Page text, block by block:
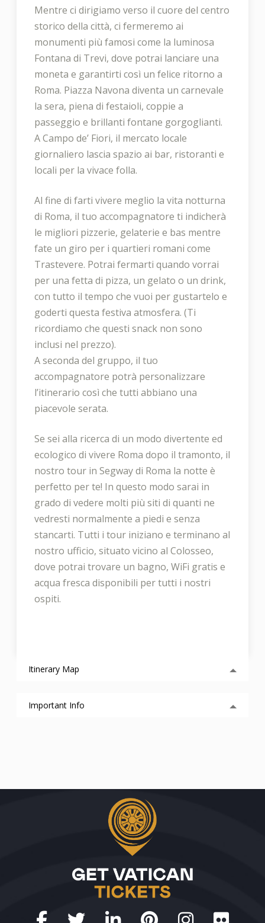
Mentre ci dirigiamo verso il cuore del centro
storico della città, ci fermeremo ai
monumenti più famosi come la luminosa
Fontana di Trevi, dove potrai lanciare una
moneta e garantirti così un felice ritorno a
Roma. Piazza Navona diventa un carnevale
la sera, piena di festaioli, coppie a
passeggio e brillanti fontane gorgoglianti.
A Campo de’ Fiori, il mercato locale
giornaliero lascia spazio ai bar, ristoranti e
locali per la vivace folla.
Al fine di farti vivere meglio la vita notturna
di Roma, il tuo accompagnatore ti indicherà
le migliori pizzerie, gelaterie e bas mentre
fate un giro per i quartieri romani come
Trastevere. Potrai fermarti quando vorrai
per una fetta di pizza, un gelato o un drink,
con tutto il tempo che vuoi per gustartelo e
goderti questa festiva atmosfera. (Ti
ricordiamo che questi snack non sono
inclusi nel prezzo).
A seconda del gruppo, il tuo
accompagnatore potrà personalizzare
l’itinerario così che tutti abbiano una
piacevole serata.
Se sei alla ricerca di un modo divertente ed
ecologico di vivere Roma dopo il tramonto, il
nostro tour in Segway di Roma la notte è
perfetto per te! In questo modo sarai in
grado di vedere molti più siti di quanti ne
vedresti normalmente a piedi e senza
stancarti. Tutti i tour iniziano e terminano al
nostro ufficio, situato vicino al Colosseo,
dove potrai trovare un bagno, WiFi gratis e
acqua fresca disponibili per tutti i nostri
ospiti.
Itinerary Map
Important Info